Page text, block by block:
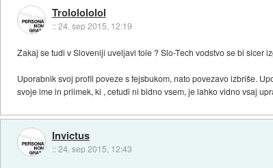
Trololololol
::24. sep 2015, 12:19
Zakaj se tudi v Sloveniji uveljavi tole ? Slo-Tech vodstvo se bi sicer
Uporabnik svoj profil poveze s fejsbukom, nato povezavo izbriše.
svoje ime in priimek, ki , cetudi ni bidno vsem, je lahko vidno vsaj
Invictus
::24. sep 2015, 12:43